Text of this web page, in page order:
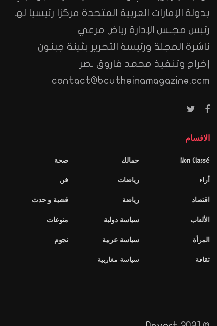
بدولة الإمارات العربية المتحدة مركزا رئيسيا لها
رئيس مجلس الإدارة رياض مرعي
ناشرة المجلة ورئيسة التحرير بثينة جبنون
إخراج وتنفيذ محمد فاروق نصر
contact@boutheinamagazine.com
الاقسام
Non Classé
أراء
اقتصاد
الألعاب
المرأة
ثقافة
جمالك
رياضات
رياضة
سياسة دولية
سياسة عربية
سياسة مغاربية
صحة
فن
قضية و حدث
منوعات
نجوم